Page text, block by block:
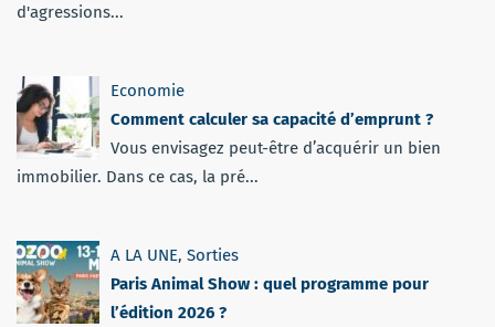
d'agressions...
Economie
Comment calculer sa capacité d’emprunt ?
Vous envisagez peut-être d’acquérir un bien
immobilier. Dans ce cas, la pré...
A LA UNE, Sorties
Paris Animal Show : quel programme pour
l’édition 2026 ?